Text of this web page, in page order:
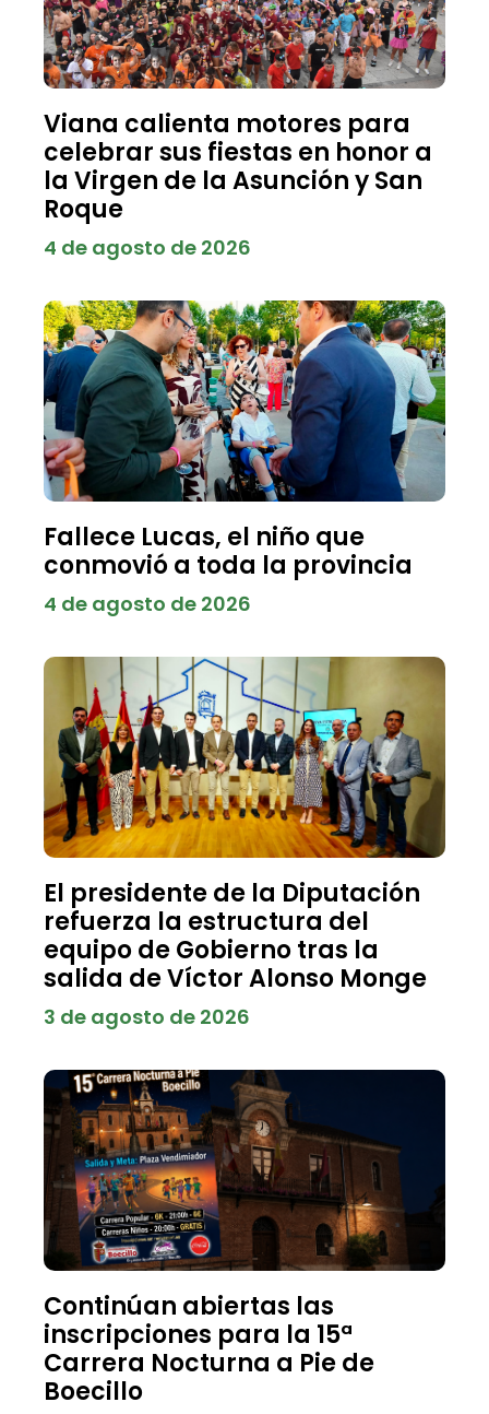
Viana calienta motores para
celebrar sus fiestas en honor a
la Virgen de la Asunción y San
Roque
4 de agosto de 2026
Fallece Lucas, el niño que
conmovió a toda la provincia
4 de agosto de 2026
El presidente de la Diputación
refuerza la estructura del
equipo de Gobierno tras la
salida de Víctor Alonso Monge
3 de agosto de 2026
Continúan abiertas las
inscripciones para la 15ª
Carrera Nocturna a Pie de
Boecillo